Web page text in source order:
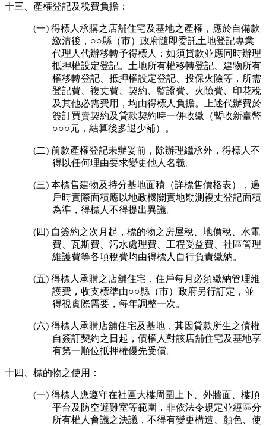
十三、產權登記及稅費負擔：
(一) 得標人承購之店舖住宅及基地之產權，應於自備款
繳清後，○○縣（市）政府隨即委託土地登記專業
代理人代辦移轉予得標人；如須貸款並應同時辦理
抵押權設定登記。土地所有權移轉登記、建物所有
權移轉登記、抵押權設定登記、投保火險等，所需
登記費、複丈費、契約、監證費、火險費、印花稅
及其他必需費用，均由得標人負擔。上述代辦費於
簽訂買賣契約及貸款契約時一併收繳（暫收新臺幣
○○○元，結算後多退少補）。
(二) 前款產權登記未辦妥前，除辦理繼承外，得標人不
得以任何理由要求變更他人名義。
(三) 本標售建物及持分基地面積（詳標售價格表），過
戶時實際面積應以地政機關實地勘測複丈登記面積
為準，得標人不得提出異議。
(四) 自簽約之次月起，標的物之房屋稅、地價稅、水電
費、瓦斯費、污水處理費、工程受益費、社區管理
維護費等各項稅費均由得標人自行負責繳納。
(五) 得標人承購之店舖住宅，住戶每月必須繳納管理維
護費，收支標準由○○縣（市）政府另行訂定，並
得視實際需要，每年調整一次。
(六) 得標人承購店舖住宅及基地，其因貸款所生之債權
自簽訂契約之日起，債權人對該店舖住宅及基地享
有第一順位抵押權優先受償。
十四、標的物之使用：
(一) 得標人應遵守在社區大樓周圍上下、外牆面、樓頂
平台及防空避難室等範圍，非依法令規定並經區分
所有權人會議之決議，不得有變更構造、顏色、使